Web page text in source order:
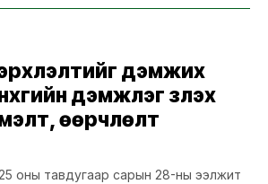
дэмжих
дэмжлэг үзүүлэх
өөрчлөлт
оны тавдугаар сарын 28-ны ээлжит